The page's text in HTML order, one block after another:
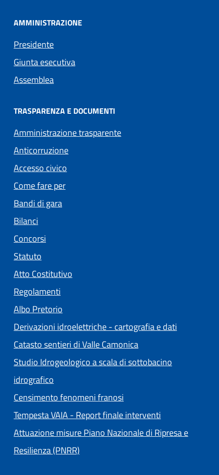
AMMINISTRAZIONE
Presidente
Giunta esecutiva
Assemblea
TRASPARENZA E DOCUMENTI
Amministrazione trasparente
Anticorruzione
Accesso civico
Come fare per
Bandi di gara
Bilanci
Concorsi
Statuto
Atto Costitutivo
Regolamenti
Albo Pretorio
Derivazioni idroelettriche - cartografia e dati
Catasto sentieri di Valle Camonica
Studio Idrogeologico a scala di sottobacino
idrografico
Censimento fenomeni franosi
Tempesta VAIA - Report finale interventi
Attuazione misure Piano Nazionale di Ripresa e
Resilienza (PNRR)